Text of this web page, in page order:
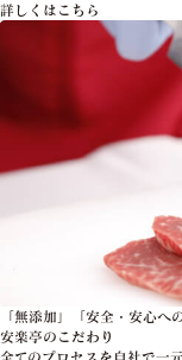
詳しくはこちら
「無添加」「安全・安心へ
安楽亭のこだわり
全てのプロセスを自社で一